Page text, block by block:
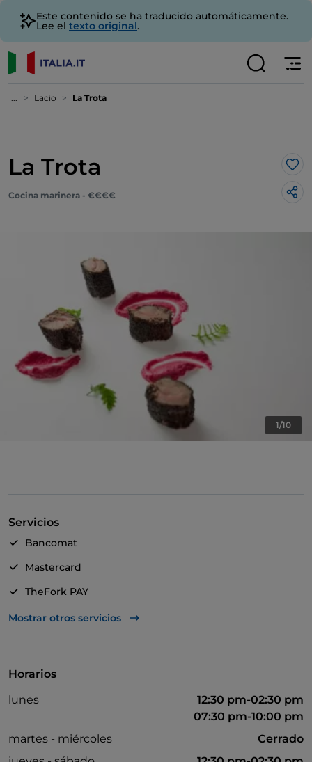
Este contenido se ha traducido automáticamente.
Lee el texto original.
... Lacio La Trota
La Trota Me
Cocina marinera - €€€€
1/10
Servicios
Bancomat
Mastercard
TheFork PAY
UnionPay via TheFork PAY
Mostrar otros servicios
Horarios
lunes
12:30 pm-02:30 pm
07:30 pm-10:00 pm
martes - miércoles
Cerrado